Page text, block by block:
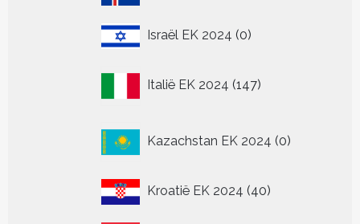
Israël EK 2024 00
Italië EK 2024 147
producten
Kazachstan EK 2024 0
producten
Kroatië EK 2024 4040